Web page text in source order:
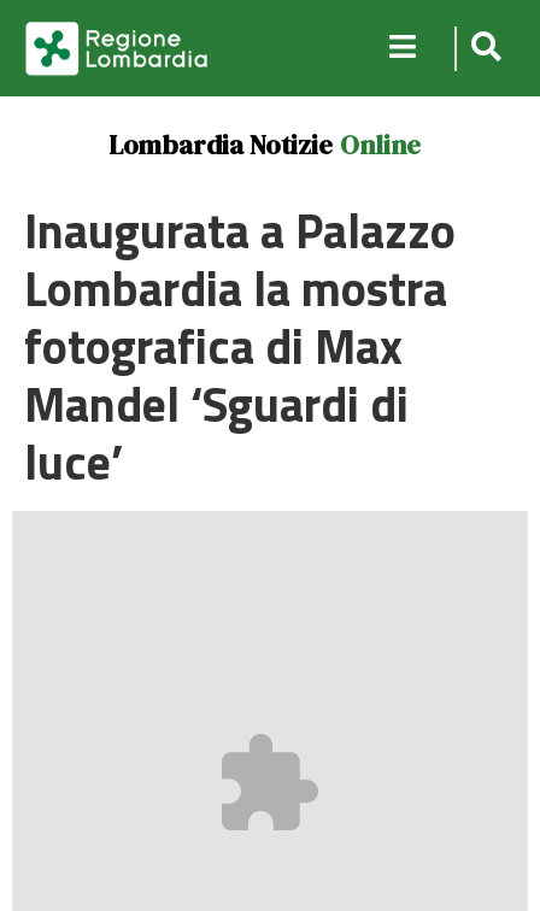
Lombardia Notizie Online
Inaugurata a Palazzo
Lombardia la mostra
fotografica di Max
Mandel ‘Sguardi di
luce’